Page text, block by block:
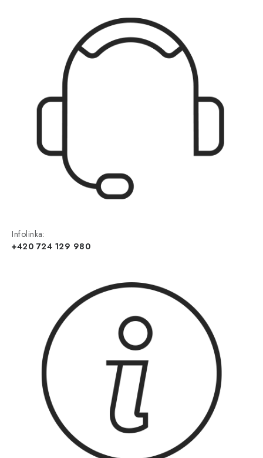
Infolinka:
+420 724 129 980